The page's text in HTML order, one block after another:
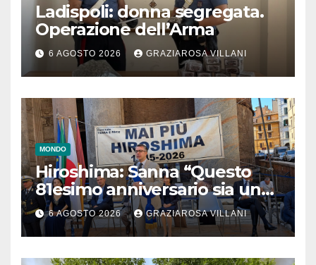
Ladispoli: donna segregata.
Operazione dell’Arma
6 AGOSTO 2026 GRAZIAROSA VILLANI
MONDO
Hiroshima: Sanna “Questo
81esimo anniversario sia un
monito per tutti”
6 AGOSTO 2026 GRAZIAROSA VILLANI